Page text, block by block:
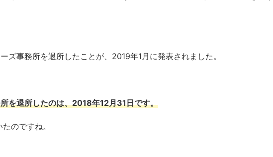
ズ事務所を退所したことが、2019年1月に発表されました。
を退所したのは、2018年12月31日です。
のですね。